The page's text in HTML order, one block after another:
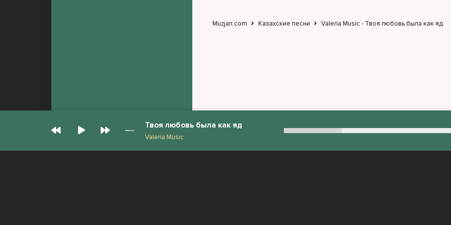
Muzjan.com Казахские песни Valeria Music - Твоя любовь была как яд
Твоя любовь была как яд
Valeria Music